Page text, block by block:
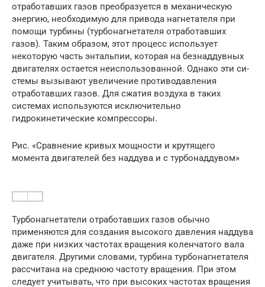
отработавших газов преобразуется в механи­ческую
энергию, необходимую для привода нагнетателя при
помощи турбины (турбонаг­нетателя отработавших
газов). Таким образом, этот процесс использует
некоторую часть энтальпии, которая на безнаддувных
двигателях остается неиспользованной. Однако эти си­
стемы вызывают увеличение противодавле­ния
отработавших газов. Для сжатия воздуха в таких
системах используются исключительно
гидрокинетические компрессоры.
Рис. «Сравнение кривых мощности и крутящего
момента двигателей без наддува и с турбонаддувом»
Турбонагнетатели отработавших газов обычно
применяются для создания высокого давления наддува
даже при низких частотах вращения коленчатого вала
двигателя. Другими словами, турбина турбонагнетателя
рассчитана на среднюю частоту вращения. При этом
следует учитывать, что при высоких частотах вращения